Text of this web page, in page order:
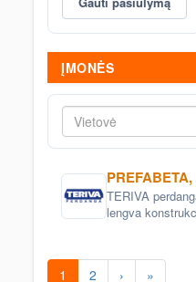
ĮMONĖS
Vietovė
TERIVA
lengva
1 2 › »